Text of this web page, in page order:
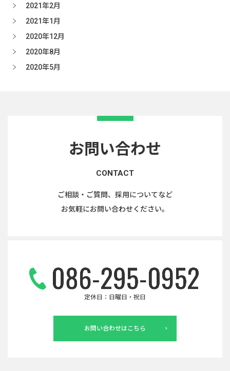
2021年2月
2021年1月
2020年12月
2020年8月
2020年5月
お問い合わせ
CONTACT
ご相談・ご質問、採用についてなど
お気軽にお問い合わせください。
定休日：日曜日・祝日
お問い合わせはこちら